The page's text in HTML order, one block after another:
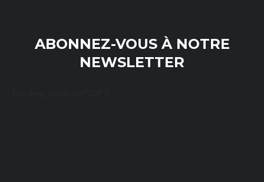
ABONNEZ-VOUS À NOTRE
NEWSLETTER